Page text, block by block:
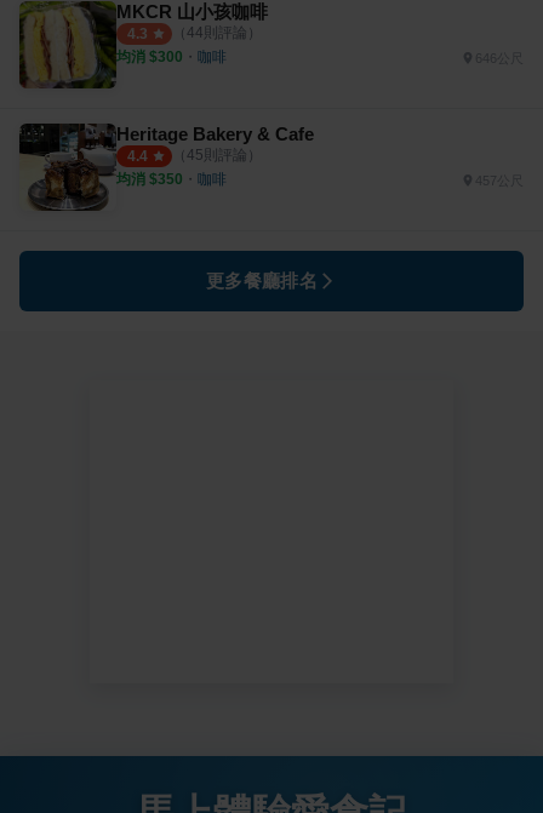
MKCR 山小孩咖啡
4.3 （ 44則評論）
均消 $300 ・ 咖啡 646公尺
Heritage Bakery & Cafe
4.4 （ 45則評論）
均消 $350 ・ 咖啡 457公尺
更多餐廳排名